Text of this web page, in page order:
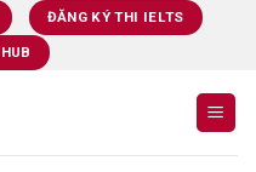
ĐĂNG KÝ THI IELTS